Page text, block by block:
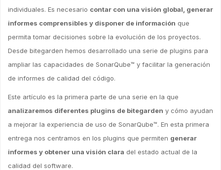
individuales. Es necesario contar con una visión global, generar
informes comprensibles y disponer de información que
permita tomar decisiones sobre la evolución de los proyectos.
Desde bitegarden hemos desarrollado una serie de plugins para
ampliar las capacidades de SonarQube™ y facilitar la generación
de informes de calidad del código.
Este artículo es la primera parte de una serie en la que
analizaremos diferentes plugins de bitegarden y cómo ayudan
a mejorar la experiencia de uso de SonarQube™. En esta primera
entrega nos centramos en los plugins que permiten generar
informes y obtener una visión clara del estado actual de la
calidad del software.